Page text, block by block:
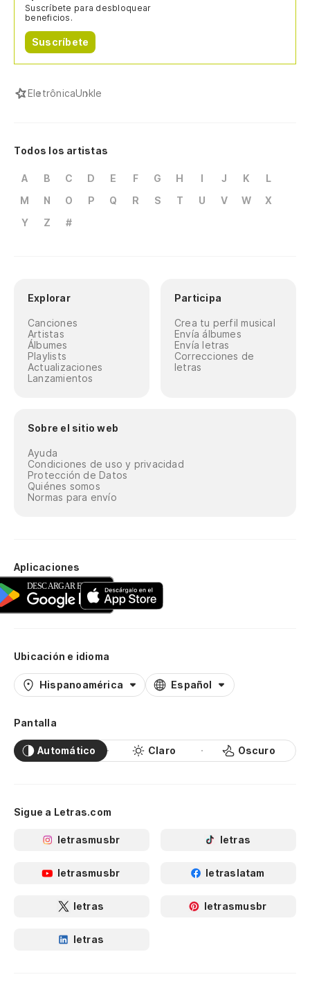
Suscríbete para desbloquear
beneficios.
Suscríbete
EletrônicaUnkle
Todos los artistas
A B C D E F G H I J K
L
M
N O P Q R S T U V W
X
Y
Z #
Explorar
Canciones
Artistas
Álbumes
Playlists
Actualizaciones
Lanzamientos
Participa
Crea tu perfil musical
Envía álbumes
Envía letras
Correcciones de
letras
Sobre el sitio web
Ayuda
Condiciones de uso y privacidad
Protección de Datos
Quiénes somos
Normas para envío
Aplicaciones
Ubicación e idioma
Hispanoamérica Español
Pantalla
Automático Claro Oscuro
Sigue a Letras.com
letrasmusbr letras
letrasmusbr letraslatam
letras letrasmusbr
letras